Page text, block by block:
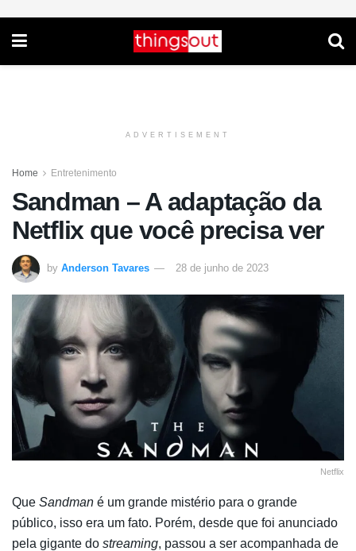
ADVERTISEMENT
Home Entretenimento
Sandman – A adaptação da
Netflix que você precisa ver
by Anderson Tavares 28 de junho de 2023
Netflix
Que Sandman é um grande mistério para o grande
público, isso era um fato. Porém, desde que foi anunciado
pela gigante do streaming, passou a ser acompanhada de